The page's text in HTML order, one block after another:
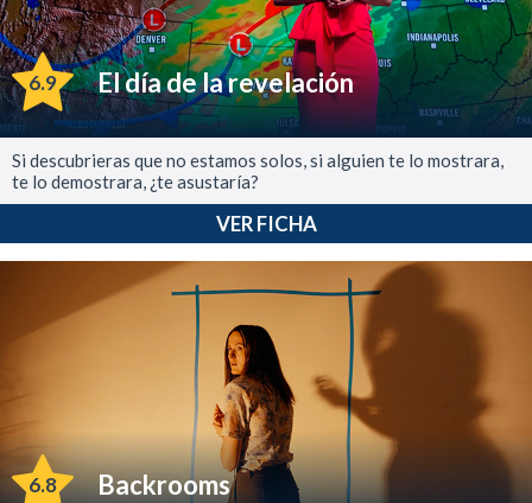
6.9 El día de la revelación
Si descubrieras que no estamos solos, si alguien te lo mostrara,
te lo demostrara, ¿te asustaría?
VER FICHA
6.8 Backrooms